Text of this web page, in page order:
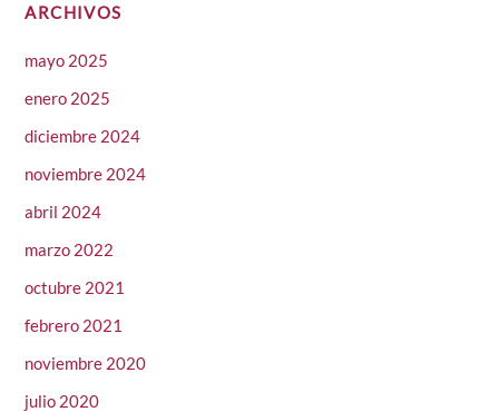
ARCHIVOS
mayo 2025
enero 2025
diciembre 2024
noviembre 2024
abril 2024
marzo 2022
octubre 2021
febrero 2021
noviembre 2020
julio 2020